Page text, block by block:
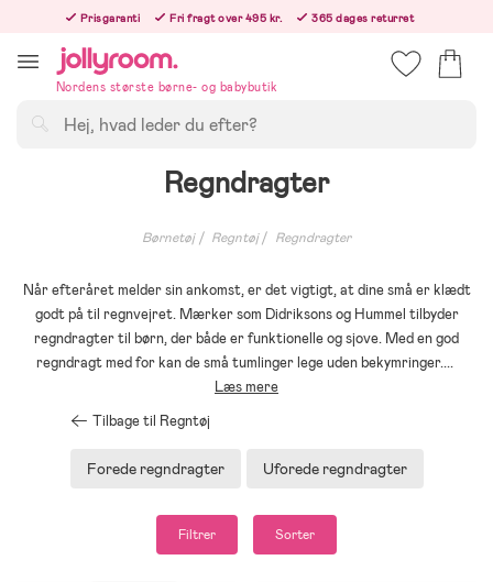
innehållet
Prisgaranti Fri fragt over 495 kr.
365 dages returret
Nordens største børne- og babybutik
Regndragter
Børnetøj Regntøj Regndragter
Når efteråret melder sin ankomst, er det vigtigt, at dine små er klædt
godt på til regnvejret. Mærker som Didriksons og Hummel tilbyder
regndragter til børn, der både er funktionelle og sjove. Med en god
regndragt med for kan de små tumlinger lege uden bekymringer....
Læs mere
Tilbage til Regntøj
Forede regndragter Uforede regndragter
Filtrer Sorter